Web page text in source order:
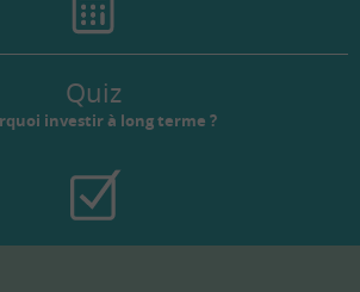
Quiz
investir à long terme ?